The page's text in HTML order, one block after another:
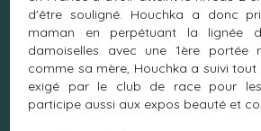
d'être souligné. Houchka a donc
maman en perpétuant la lignée
damoiselles avec une 1ère portée
comme sa mère, Houchka a suivi
exigé par le club de race pour
participe aussi aux expos beauté et